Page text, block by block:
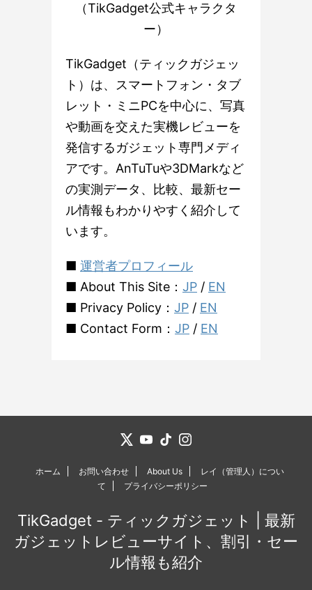
（TikGadget公式キャラクタ
ー）
TikGadget（ティックガジェッ
ト）は、スマートフォン・タブ
レット・ミニPCを中心に、写真
や動画を交えた実機レビューを
発信するガジェット専門メディ
アです。AnTuTuや3DMarkなど
の実測データ、比較、最新セー
ル情報もわかりやすく紹介して
います。
■ 運営者プロフィール
■ About This Site： JP / EN
■ Privacy Policy： JP / EN
■ Contact Form： JP / EN
ホーム お問い合わせ About Us
レイ（管理人）につい
て
プライバシーポリシー
TikGadget - ティックガジェット | 最新
ガジェットレビューサイト、割引・セー
ル情報も紹介